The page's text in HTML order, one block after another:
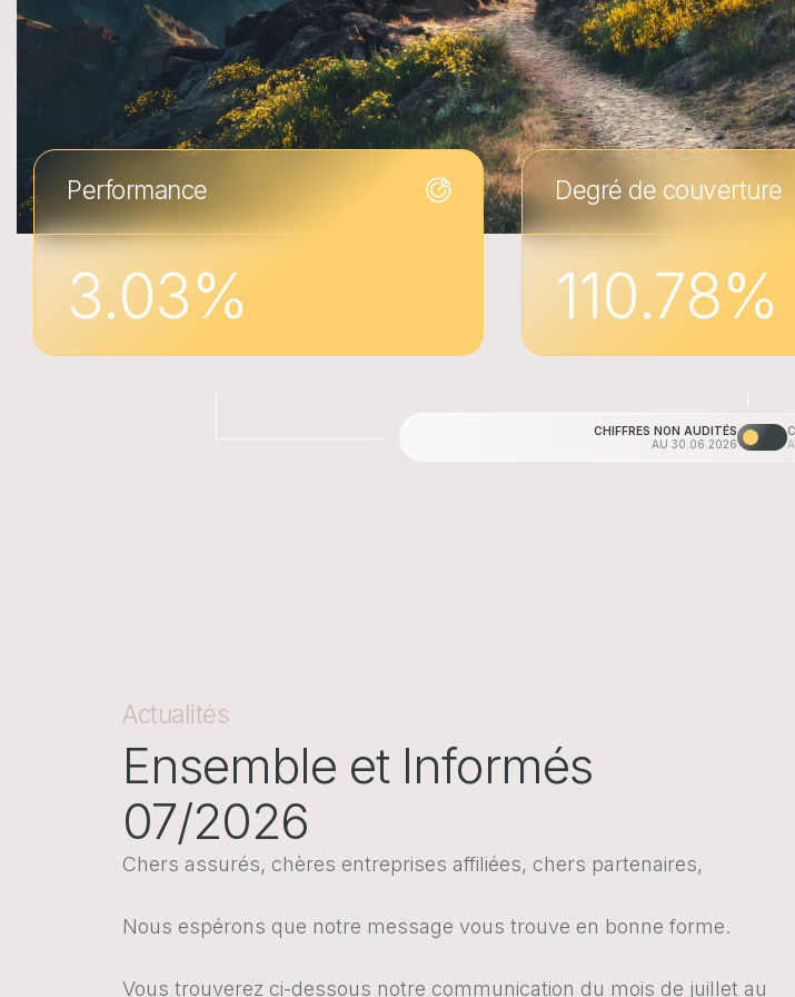
Nous contacter
Portail web entreprises
Portail web assurés
FR EN DE
POLITIQUE EN MATIÈRE DE COOKIES
Performance
3.03%
Degré de couverture
110.78%
CHIFFRES NON AUDITÉS
AU 30.06.2026
Actualités
Ensemble et Informés
07/2026
Chers assurés, chères entreprises affiliées, chers partenaires,
Nous espérons que notre message vous trouve en bonne forme.
Vous trouverez ci-dessous notre communication du mois de juillet au